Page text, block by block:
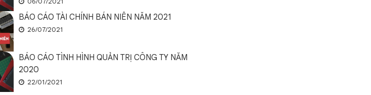
BÁO CÁO TÀI CHÍNH BÁN NIÊN NĂM 2021
26/07/2021
BÁO CÁO TÌNH HÌNH QUẢN TRỊ CÔNG TY NĂM
2020
22/01/2021